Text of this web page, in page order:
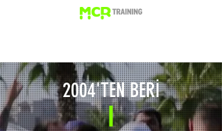
2004'TEN BERİ